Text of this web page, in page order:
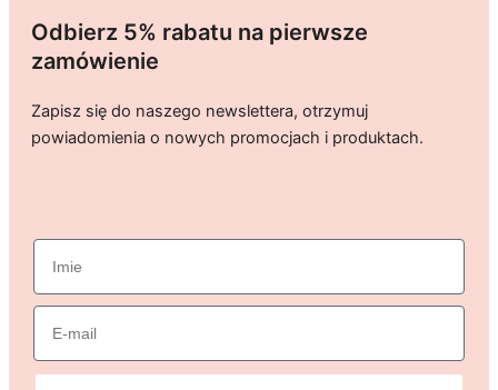
Odbierz 5% rabatu na pierwsze
zamówienie
Zapisz się do naszego newslettera, otrzymuj
powiadomienia o nowych promocjach i produktach.
imie
Email